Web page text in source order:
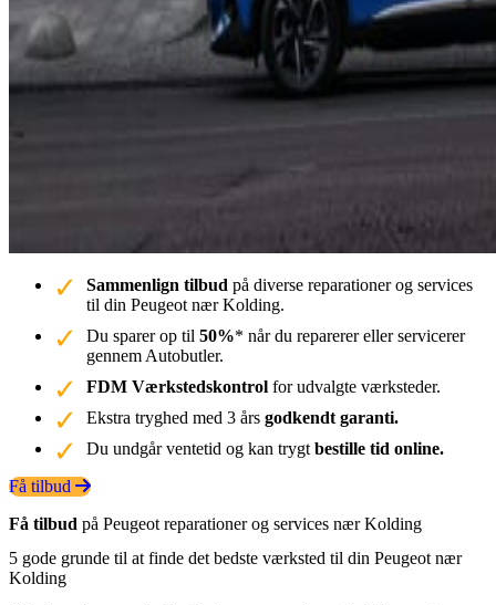
Sammenlign tilbud på diverse reparationer og services
til din Peugeot nær Kolding.
Du sparer op til 50%* når du reparerer eller servicerer
gennem Autobutler.
FDM Værkstedskontrol for udvalgte værksteder.
Ekstra tryghed med 3 års godkendt garanti.
Du undgår ventetid og kan trygt bestille tid online.
Få tilbud
Få tilbud på Peugeot reparationer og services nær Kolding
5 gode grunde til at finde det bedste værksted til din Peugeot nær
Kolding